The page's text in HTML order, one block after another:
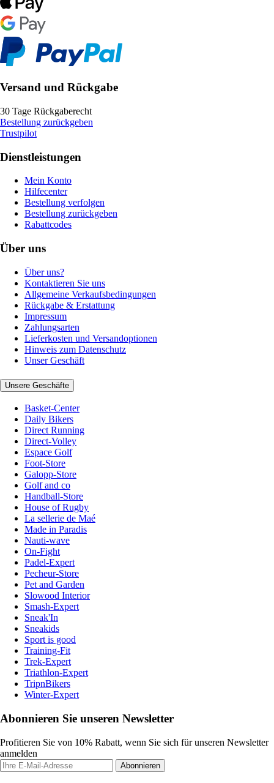
Versand und Rückgabe
30 Tage Rückgaberecht
Bestellung zurückgeben
Trustpilot
Dienstleistungen
Mein Konto
Hilfecenter
Bestellung verfolgen
Bestellung zurückgeben
Rabattcodes
Über uns
Über uns?
Kontaktieren Sie uns
Allgemeine Verkaufsbedingungen
Rückgabe & Erstattung
Impressum
Zahlungsarten
Lieferkosten und Versandoptionen
Hinweis zum Datenschutz
Unser Geschäft
Unsere Geschäfte
Basket-Center
Daily Bikers
Direct Running
Direct-Volley
Espace Golf
Foot-Store
Galopp-Store
Golf and co
Handball-Store
House of Rugby
La sellerie de Maé
Made in Paradis
Nauti-wave
On-Fight
Padel-Expert
Pecheur-Store
Pet and Garden
Slowood Interior
Smash-Expert
Sneak'In
Sneakids
Sport is good
Training-Fit
Trek-Expert
Triathlon-Expert
TripnBikers
Winter-Expert
Abonnieren Sie unseren Newsletter
Profitieren Sie von 10% Rabatt, wenn Sie sich für unseren Newsletter
anmelden
Abonnieren